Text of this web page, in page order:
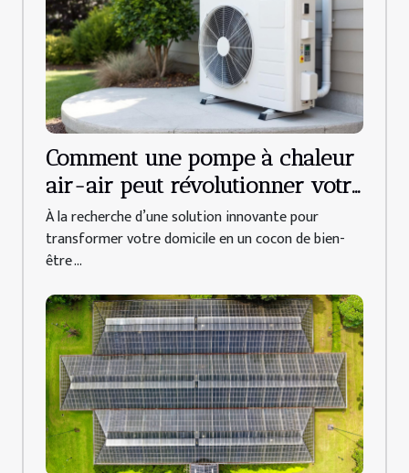
Comment une pompe à chaleur
air-air peut révolutionner votre
confort domestique ?
À la recherche d’une solution innovante pour
transformer votre domicile en un cocon de bien-
être ...